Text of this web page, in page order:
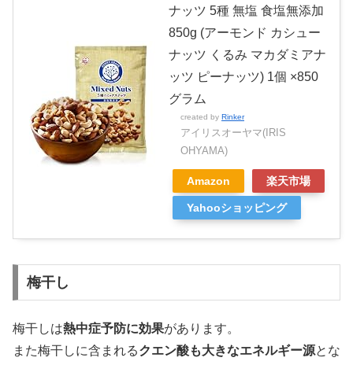
ナッツ 5種 無塩 食塩無添加
850g (アーモンド カシュー
ナッツ くるみ マカダミアナ
ッツ ピーナッツ) 1個 ×850
グラム
created by Rinker
アイリスオーヤマ(IRIS
OHYAMA)
Amazon 楽天市場
Yahooショッピング
梅干し
梅干しは熱中症予防に効果があります。
また梅干しに含まれるクエン酸も大きなエネルギー源とな